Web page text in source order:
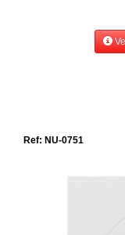
Ref: NU-0751